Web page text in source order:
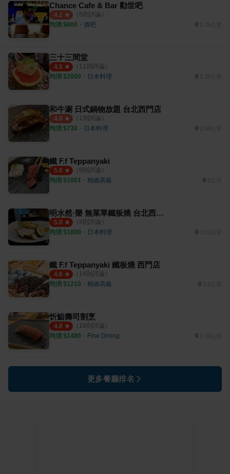
Chance Cafe & Bar 勸世吧
4.2 （ 5則評論）
均消 $800 ・ 酒吧 2.75公里
三十三間堂
4.5 （ 11則評論）
均消 $2000 ・ 日本料理 2.38公里
和牛涮 日式鍋物放題 台北西門店
4.0 （ 1則評論）
均消 $730 ・ 日本料理 2.98公里
鐵 F.f Teppanyaki
5.0 （ 8則評論）
均消 $1001 ・ 精緻高級
明水然·樂 無菜單鐵板燒 台北西門町店
5.0 （ 8則評論）
均消 $1800 ・ 日本料理 3.02公里
鐵 F.f Teppanyaki 鐵板燒 西門店
4.6 （ 14則評論）
均消 $1210 ・ 精緻高級 2.5公里
忻鮨壽司割烹
4.6 （ 18則評論）
均消 $1480 ・ Fine Dining 2.09公里
更多餐廳排名